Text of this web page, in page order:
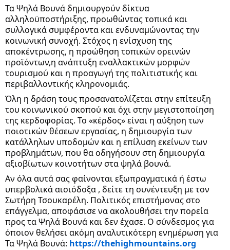
Τα Ψηλά Βουνά δημιουργούν δίκτυα
αλληλοϋποστήριξης, προωθώντας τοπικά και
συλλογικά συμφέροντα και ενδυναμώνοντας την
κοινωνική συνοχή. Στόχος η ενίσχυση της
αποκέντρωσης, η προώθηση τοπικών ορεινών
προϊόντων,η ανάπτυξη εναλλακτικών μορφών
τουρισμού και η προαγωγή της πολιτιστικής και
περιβαλλοντικής κληρονομιάς.
Όλη η δράση τους προσανατολίζεται στην επίτευξη
του κοινωνικού σκοπού και όχι στην μεγιστοποίηση
της κερδοφορίας. Το «κέρδος» είναι η αύξηση των
ποιοτικών θέσεων εργασίας, η δημιουργία των
κατάλληλων υποδομών και η επίλυση εκείνων των
προβλημάτων, που θα οδηγήσουν στη δημιουργία
αξιοβίωτων κοινοτήτων στα ψηλά βουνά.
Αν όλα αυτά σας φαίνονται εξωπραγματικά ή έστω
υπερβολικά αισιόδοξα , δείτε τη συνέντευξη με τον
Σωτήρη Τσουκαρέλη. Πολιτικός επιστήμονας στο
επάγγελμα, αποφάσισε να ακολουθήσει την πορεία
προς τα Ψηλά Βουνά και δεν έχασε. Ο σύνδεσμος για
όποιον θελήσει ακόμη αναλυτικότερη ενημέρωση για
Τα Ψηλά Βουνά: https://thehighmountains.org